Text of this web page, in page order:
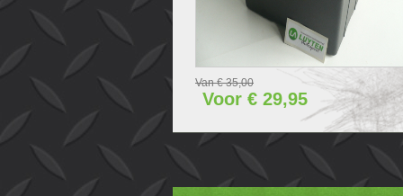
Van € 35,00
Voor € 29,95